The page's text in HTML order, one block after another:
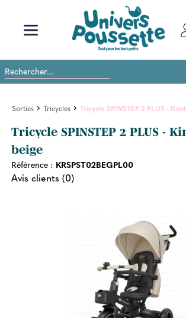
Sorties Tricycles Tricycle SPINSTEP 2 PLUS -
Tricycle SPINSTEP 2 PLUS -
beige
Référence : KRSPST02BEGPL00
Avis clients (0)